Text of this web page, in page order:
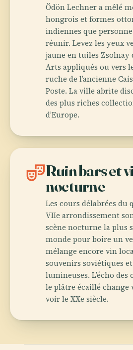
Ödön Lechner a mêlé
hongrois et formes
indiennes que personne
réunir. Levez les yeux
jaune en tuiles Zsolnay
Arts appliqués ou vers
ruche de l’ancienne
Poste. La ville abrite
des plus riches
d’Europe.
theater_comedyRuin bars et
nocturne
Les cours délabrées
VIIe arrondissement
scène nocturne la plus
monde pour boire un
mélange encore vin
souvenirs soviétiques
lumineuses. L’écho
le plâtre écaillé change
voir le XXe siècle.